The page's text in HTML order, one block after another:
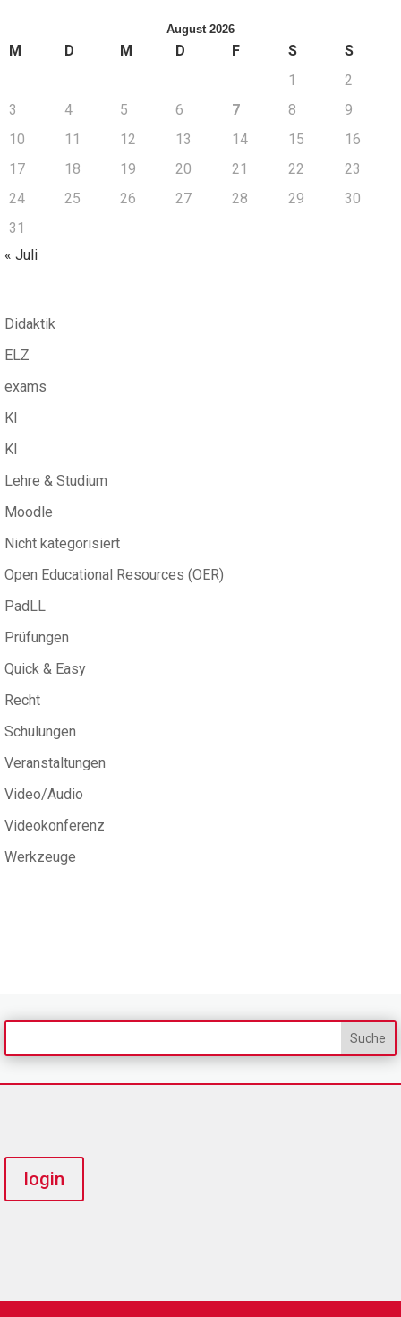
August 2026
M D M D F S
S
1
2
3
4 5 6 7 8
9
10
11 12 13 14 15
16
17
18 19 20 21 22
23
24
25 26 27 28 29
30
31
« Juli
Didaktik
ELZ
exams
KI
KI
Lehre & Studium
Moodle
Nicht kategorisiert
Open Educational Resources (OER)
PadLL
Prüfungen
Quick & Easy
Recht
Schulungen
Veranstaltungen
Video/Audio
Videokonferenz
Werkzeuge
login